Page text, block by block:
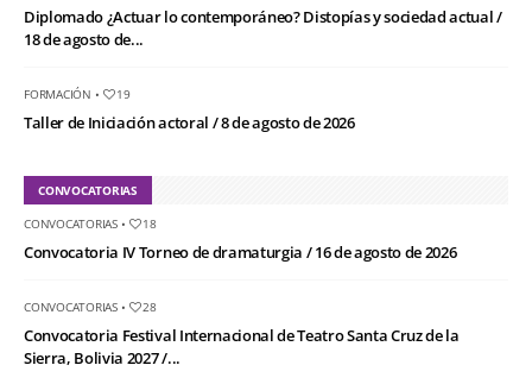
Diplomado ¿Actuar lo contemporáneo? Distopías y sociedad actual /
18 de agosto de...
FORMACIÓN • 19
Taller de Iniciación actoral / 8 de agosto de 2026
CONVOCATORIAS
CONVOCATORIAS• 18
Convocatoria IV Torneo de dramaturgia / 16 de agosto de 2026
CONVOCATORIAS• 28
Convocatoria Festival Internacional de Teatro Santa Cruz de la
Sierra, Bolivia 2027 /...